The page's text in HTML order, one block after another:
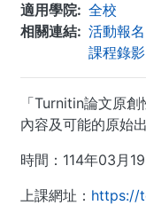
適用學院
全校
相關連結
活動報名
課程錄影
「Turnitin論文原
內容及可能的原始
時間：114年03月
上課網址： https://